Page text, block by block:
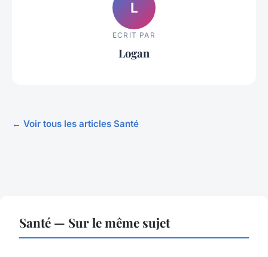
L
ECRIT PAR
Logan
← Voir tous les articles Santé
Santé — Sur le même sujet